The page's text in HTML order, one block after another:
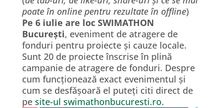
poate în online pentru rezultate în offline)
Pe 6 iulie are loc SWIMATHON
București, eveniment de atragere de
fonduri pentru proiecte și cauze locale.
Sunt 20 de proiecte înscrise în plină
campanie de atragere de fonduri. Despre
cum funcționează exact evenimentul și
cum se desfășoară el puteți citi direct de
pe site-ul swimathonbucuresti.ro.